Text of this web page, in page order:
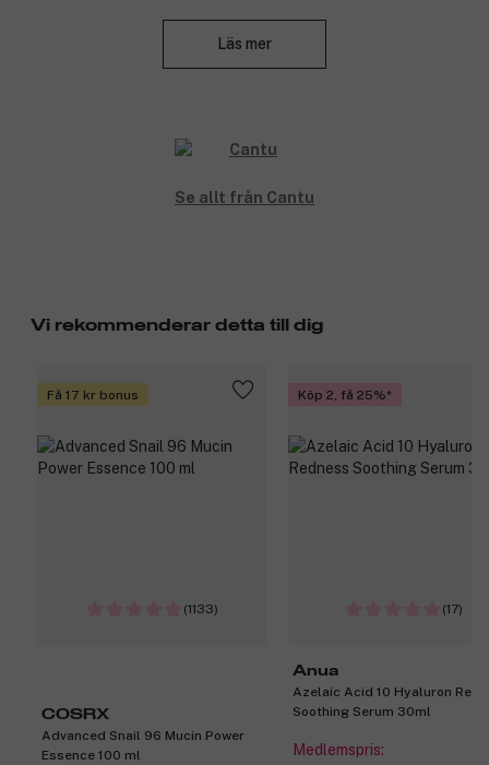
Förhindrar att hårstråna bryts av.
Läs mer
Se allt från Cantu
Vi rekommenderar detta till dig
Få 17 kr bonus
(1133)
COSRX
Advanced Snail 96 Mucin Power
Essence 100 ml
Köp 2, få 25%
(17)
Anua
Azelaic Acid 10 Hyaluron
Soothing Serum 30ml
Medlemspris: